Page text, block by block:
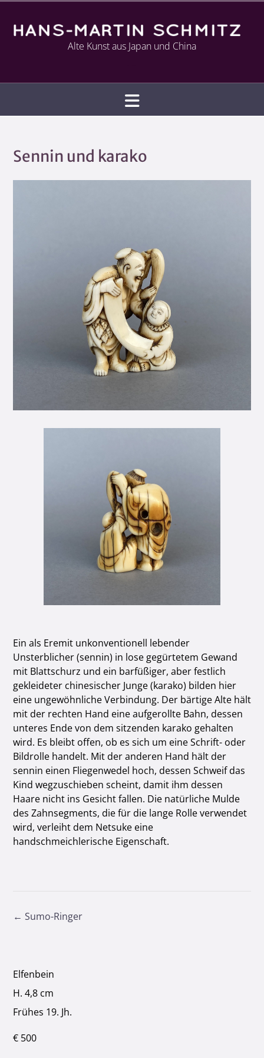
Alte Kunst aus Japan und China
Sennin und karako
Ein als Eremit unkonventionell lebender
Unsterblicher (sennin) in lose gegürtetem Gewand
mit Blattschurz und ein barfüßiger, aber festlich
gekleideter chinesischer Junge (karako) bilden hier
eine ungewöhnliche Verbindung. Der bärtige Alte hält
mit der rechten Hand eine aufgerollte Bahn, dessen
unteres Ende von dem sitzenden karako gehalten
wird. Es bleibt offen, ob es sich um eine Schrift- oder
Bildrolle handelt. Mit der anderen Hand hält der
sennin einen Fliegenwedel hoch, dessen Schweif das
Kind wegzuschieben scheint, damit ihm dessen
Haare nicht ins Gesicht fallen. Die natürliche Mulde
des Zahnsegments, die für die lange Rolle verwendet
wird, verleiht dem Netsuke eine
handschmeichlerische Eigenschaft.
Post
← Sumo-Ringer
Elfenbein
H. 4,8 cm
Frühes 19. Jh.
€ 500